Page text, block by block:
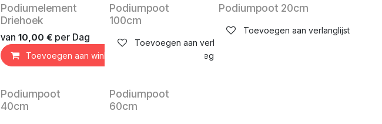
Verhuurproduct
Podiumelement
Driehoek
van 10,00 € per Dag
Toevoegen aan winkelmandje Toevoegen aan verlanglijst
Verhuurproduct
Podiumpoot
100cm
Toevoegen aan verlanglijstVerhuurproduct
Podiumpoot 20cm
Toevoegen aan verlanglijst
Verhuurproduct
Podiumpoot
40cm
Verhuurproduct
Podiumpoot
60cm